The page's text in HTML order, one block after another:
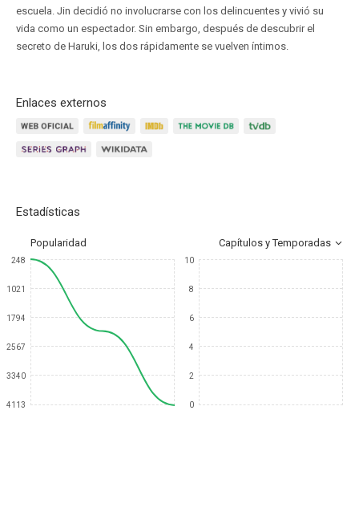
escuela. Jin decidió no involucrarse con los delincuentes y vivió su
vida como un espectador. Sin embargo, después de descubrir el
secreto de Haruki, los dos rápidamente se vuelven íntimos.
Enlaces externos
Estadísticas
Popularidad Capítulos y Temporadas
248
1021
1794
2567
3340
4113
10
8
6
4
2
0